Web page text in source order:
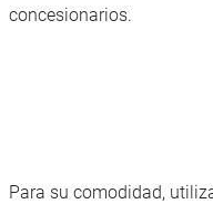
concesionarios.
Para su comodidad,